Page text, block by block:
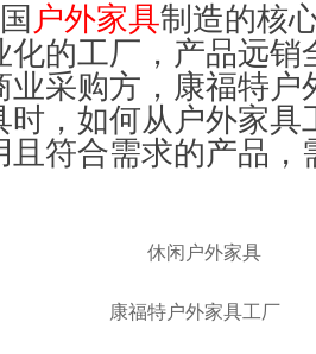
户外家具制造的核
化的工厂，产品远销
业采购方，康福特户
时，如何从户外家具
且符合需求的产品，
康福特户外家具工厂